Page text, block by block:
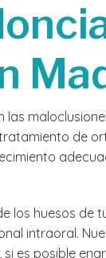
de
huesos
intraoral.
es posible